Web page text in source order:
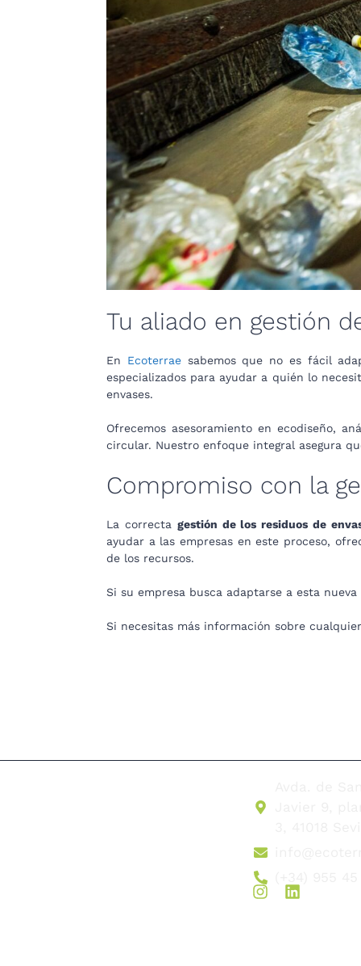
Tu aliado en gestión
En Ecoterraesabemos que no es fácil
especializados para ayudar a quién lo
envases.
Ofrecemos asesoramiento en ecodiseño,
circular. Nuestro enfoque integral asegura
Compromiso con la
La correcta gestión de los residuos de
ayudar a las empresas en este proceso,
de los recursos.
Si su empresa busca adaptarse a esta
Si necesitas más información sobre